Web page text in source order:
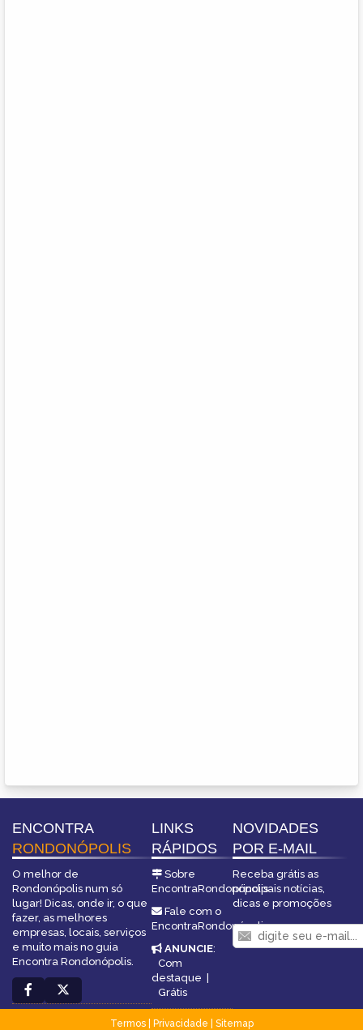
ENCONTRA
RONDONÓPOLIS
O melhor de
Rondonópolis num só
lugar! Dicas, onde ir, o que
fazer, as melhores
empresas, locais, serviços
e muito mais no guia
Encontra Rondonópolis.
LINKS
RÁPIDOS
Sobre
EncontraRondonópolis
Fale com o
EncontraRondonópolis
ANUNCIE:
Com
destaque |
Grátis
NOVIDADES
POR E-MAIL
Receba grátis as
principais notícias,
dicas e promoções
Termos| Privacidade
Sitemap